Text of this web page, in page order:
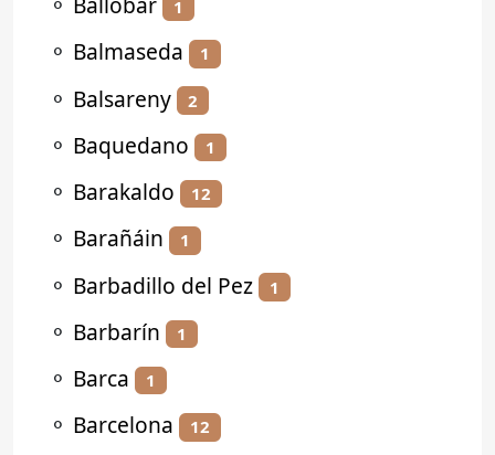
1
⚬ Balmaseda 1
⚬ Balsareny 2
⚬ Baquedano 1
⚬ Barakaldo 12
⚬ Barañáin 1
⚬ Barbadillo del Pez 1
⚬ Barbarín 1
⚬ Barca 1
⚬ Barcelona 12